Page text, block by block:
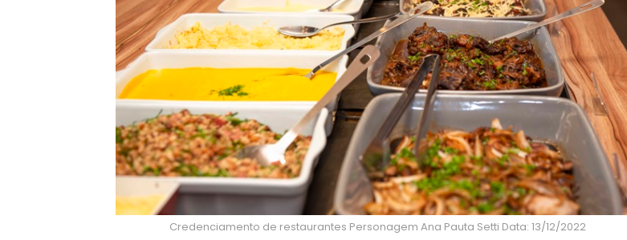
Credenciamento de restaurantes Personagem Ana Pauta Setti Data: 13/12/2022